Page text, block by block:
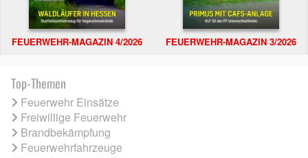
FEUERWEHR-MAGAZIN 4/2026 FEUERWEHR-MAGAZIN 3/2026
Top-Themen
Feuerwehr Einsätze
Freiwillige Feuerwehr
Brandbekämpfung
Feuerwehrfahrzeuge